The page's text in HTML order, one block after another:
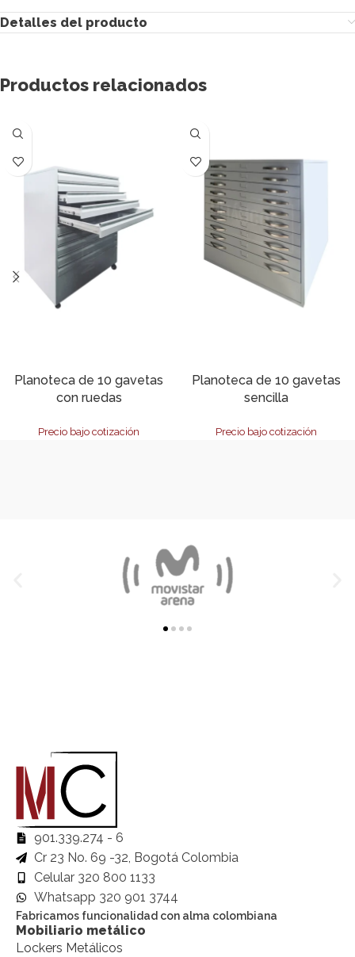
Detalles del producto
Productos relacionados
Planoteca de 10 gavetas
con ruedas
Precio bajo cotización
Planoteca de 10 gavetas
sencilla
Precio bajo cotización
901.339.274 - 6
Cr 23 No. 69 -32, Bogotá Colombia
Celular 320 800 1133
Whatsapp 320 901 3744
Fabricamos funcionalidad con alma colombiana
Mobiliario metálico
Lockers Metálicos